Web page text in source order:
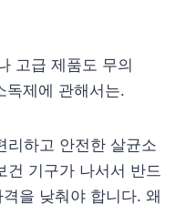
고급 제품도 무의
독제에 관해서는.
리하고 안전한 살균소
건 기구가 나서서 반드
을 낮춰야 합니다. 왜